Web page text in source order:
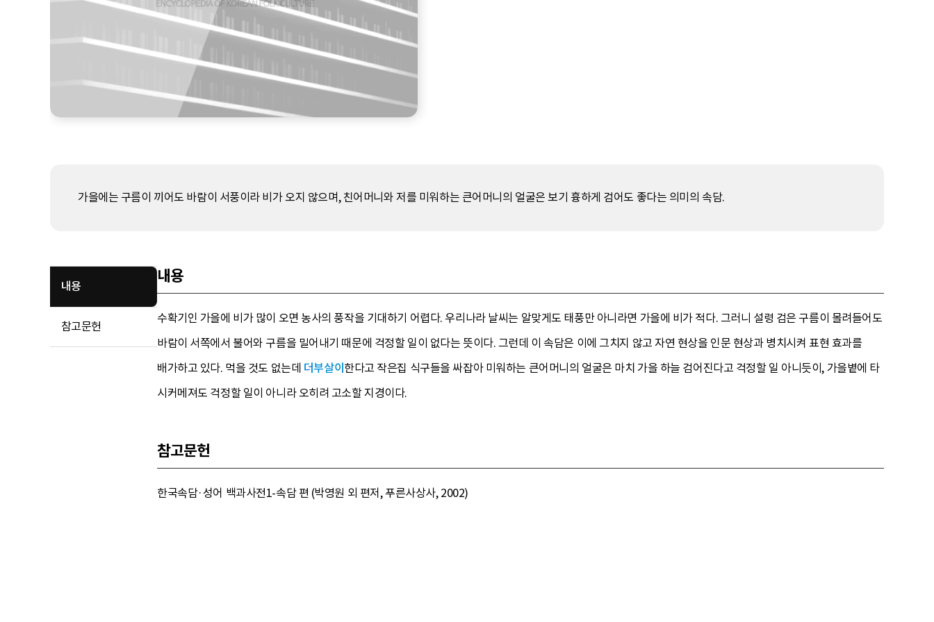
가을에는 구름이 끼어도 바람이 서풍이라 비가 오지 않으며, 친어머니와 저를 미워하는 큰어머니의 얼굴은 보기 흉하게 검어도 좋다는 의미의 속담.
내용
참고문헌
내용
수확기인 가을에 비가 많이 오면 농사의 풍작을 기대하기 어렵다. 우리나라 날씨는 알맞게도 태풍만 아니라면 가을에 비가 적다. 그러니 설령 검은 구름이 몰려들어도
바람이 서쪽에서 불어와 구름을 밀어내기 때문에 걱정할 일이 없다는 뜻이다. 그런데 이 속담은 이에 그치지 않고 자연 현상을 인문 현상과 병치시켜 표현 효과를
배가하고 있다. 먹을 것도 없는데 더부살이한다고 작은집 식구들을 싸잡아 미워하는 큰어머니의 얼굴은 마치 가을 하늘 검어진다고 걱정할 일 아니듯이, 가을볕에 타
시커메져도 걱정할 일이 아니라 오히려 고소할 지경이다.
참고문헌
한국속담·성어 백과사전1-속담 편 (박영원 외 편저, 푸른사상사, 2002)